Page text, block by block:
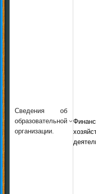
Сведения об
образовательной
организации.